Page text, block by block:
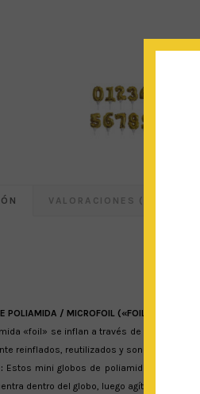
VALORACIONES (0)
POLIAMIDA / MICROFOIL («FOIL») CON
«foil» se inflan a través de una
reinflados, reutilizados y son reciclables.
Estos mini globos de poliamida ‘foil’ NO
dentro del globo, luego agítalo para